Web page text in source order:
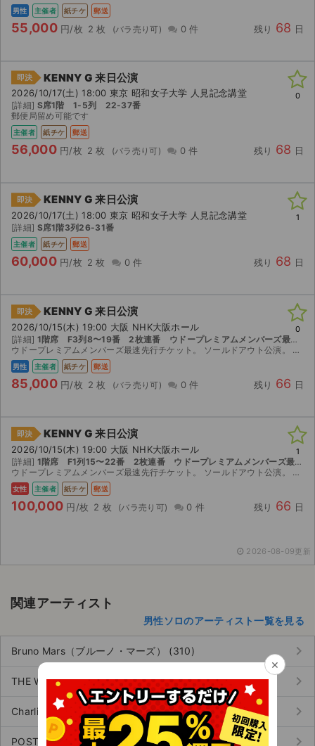
チケットジャム運営会社
チケットジャム利用規約
プライバシーポリシー
公演登録依頼
不正転売禁止法について
チケットジャムの取り組み
男性 主催者 紙チケ 郵送
55,000 円/枚 2 枚 0 件 残り 68 日
即決 KENNY G 来日公演
2026/10/17(土) 18:00 東京 昭和女子大学 人見記念講堂
[詳細] S席1階 1-5列 22-37番
郵便局留め可能です
主催者 紙チケ 郵送
56,000 円/枚 2 枚 0 件 残り 68 日
0
即決 KENNY G 来日公演
2026/10/17(土) 18:00 東京 昭和女子大学 人見記念講堂
[詳細] S席1階3列26-31番
主催者 紙チケ 郵送
60,000 円/枚 2 枚 0 件 残り 68 日
1
即決 KENNY G 来日公演
2026/10/15(木) 19:00 大阪 NHK大阪ホール
[詳細] 1階席 F3列8〜19番 2枚連番 ウドープレミアムメンバーズ最速先行チケット分 【1階】
ウドープレミアムメンバーズ最速先行チケット。 ソールドアウト公演。 ※丁寧かつ迅速な対応に努めます※ 楽しみにしておりましたが別の予定を優先せざるを得ない状況になりましたので、やむ無くお譲...
男性 主催者 紙チケ 郵送
85,000 円/枚 2 枚 0 件 残り 66 日
0
即決 KENNY G 来日公演
2026/10/15(木) 19:00 大阪 NHK大阪ホール
[詳細] 1階席 F1列15〜22番 2枚連番 ウドープレミアムメンバーズ最速先行チケット分 【1階】
ウドープレミアムメンバーズ最速先行チケット。 ソールドアウト公演。 1列目ど真ん中です。 ※丁寧かつ迅速な対応に努めます※ 楽しみにしておりましたが別の予定を優先せざるを得ない状況に...
女性 主催者 紙チケ 郵送
100,000 円/枚 2 枚 0 件 残り 66 日
1
2026-08-09更新
関連アーティスト
男性ソロのアーティスト一覧を見る
Bruno Mars（ブルーノ・マーズ） (310) keyboard_arrow_right
THE WEEKND（ザ・ウィークエンド） (269) keyboard_arrow_right
Charlie Puth（チャーリー・プース） (26) keyboard_arrow_right
POST MALONE（ポストマローン） (28) keyboard_arrow_right
×